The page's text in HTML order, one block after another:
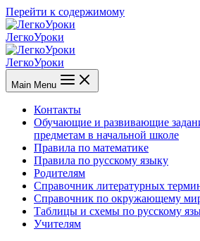
Перейти к содержимому
ЛегкоУроки
ЛегкоУроки
Main Menu
Контакты
Обучающие и развивающие
предметам в начальной школе
Правила по математике
Правила по русскому языку
Родителям
Справочник литературных
Справочник по окружающему
Таблицы и схемы по русскому
Учителям